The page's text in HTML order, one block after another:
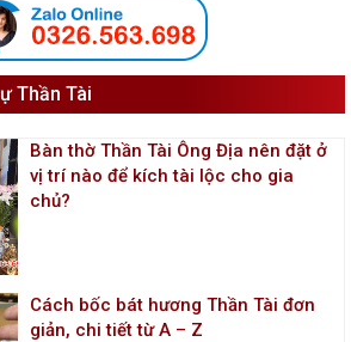
Thần Tài
Bàn thờ Thần Tài Ông Địa nên đặt ở
vị trí nào để kích tài lộc cho gia
chủ?
Cách bốc bát hương Thần Tài đơn
giản, chi tiết từ A – Z